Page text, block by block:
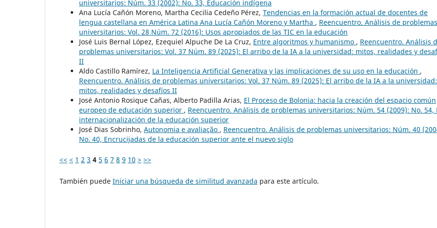
universitarios: Núm. 33 (2002): No. 33, Educación indígena
Ana Lucía Cañón Moreno, Martha Cecilia Cedeño Pérez, Tendencias en la formación actual de docentes de
lengua castellana en América Latina Ana Lucía Cañón Moreno y Martha , Reencuentro. Análisis de problemas
universitarios: Vol. 28 Núm. 72 (2016): Usos apropiados de las TIC en la educación
José Luis Bernal López, Ezequiel Alpuche De La Cruz, Entre algoritmos y humanismo , Reencuentro. Análisis
problemas universitarios: Vol. 37 Núm. 89 (2025): El arribo de la IA a la universidad: mitos, realidades y
II
Aldo Castillo Ramírez, La Inteligencia Artificial Generativa y las implicaciones de su uso en la educación ,
Reencuentro. Análisis de problemas universitarios: Vol. 37 Núm. 89 (2025): El arribo de la IA a la universidad:
mitos, realidades y desafíos II
José Antonio Rosique Cañas, Alberto Padilla Arias, El Proceso de Bolonia: hacia la creación del espacio común
europeo de educación superior , Reencuentro. Análisis de problemas universitarios: Núm. 54 (2009): No. 54,
internacionalización de la educación superior
José Dias Sobrinho, Autonomia e avaliação , Reencuentro. Análisis de problemas universitarios: Núm. 40
No. 40, Encrucijadas de la educación superior ante el nuevo siglo
<< < 1 2 3 4 5 6 7 8 9 10 > >>
También puede Iniciar una búsqueda de similitud avanzada para este artículo.